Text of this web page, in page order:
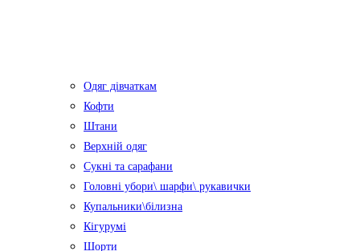
Одяг дівчаткам
Кофти
Штани
Верхній одяг
Сукні та сарафани
Головні убори\ шарфи\ рукавички
Купальники\білизна
Кігурумі
Шорти